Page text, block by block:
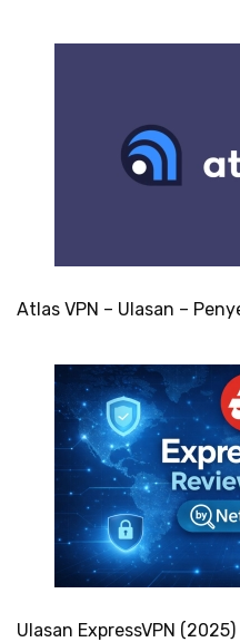
Atlas VPN – Ulasan –
Ulasan ExpressVPN